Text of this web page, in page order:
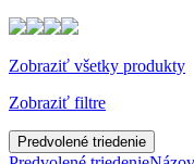
Zobraziť všetky produkty
Zobraziť filtre
Predvolené triedenie